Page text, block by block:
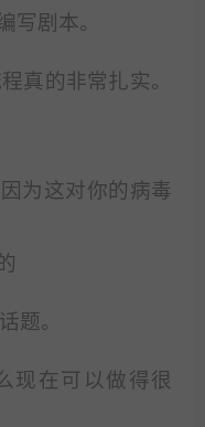
写剧本。
真的非常扎实。
为这对你的病毒
题。
现在可以做得很